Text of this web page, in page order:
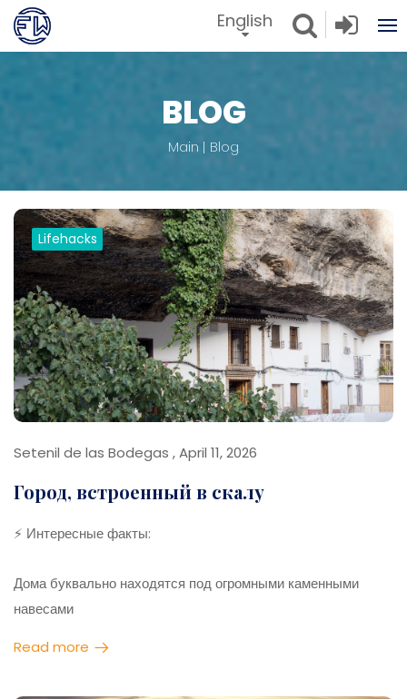
English
BLOG
Main Blog
Lifehacks
Setenil de las Bodegas , April 11, 2026
Город, встроенный в скалу
⚡ Интересные факты:
Дома буквально находятся под огромными каменными
навесами
Read more